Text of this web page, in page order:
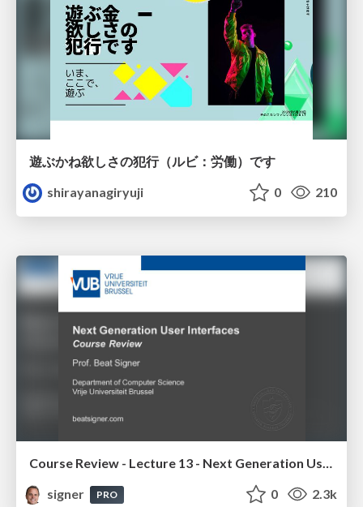
遊ぶかね欲しさの犯行（ルビ：労働）です
shirayanagiryuji
0 210
Course Review - Lecture 13 - Next Generation User Interfaces (4018166FNR)
signer
PRO 0 2.3k